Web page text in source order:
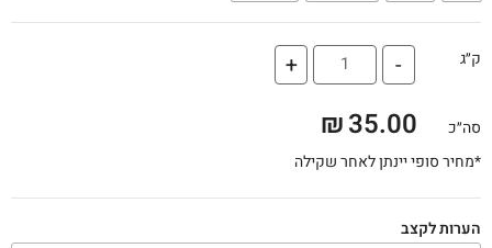
ק״ג -
+
סה״כ 35.00
₪
*מחיר סופי יינתן לאחר שקילה
הערות לקצב